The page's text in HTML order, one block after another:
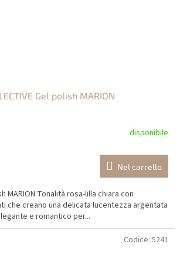
Gel polish MARION
disponibile
Nel carrello
MARION Tonalità rosa-lilla chiara con
che creano una delicata lucentezza argentata
e romantico per...
Codice: 5241